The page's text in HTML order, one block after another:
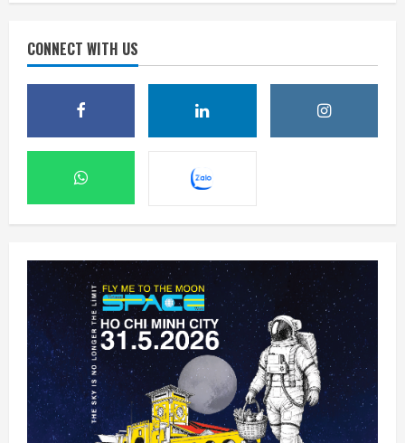
CONNECT WITH US
2
Meta ra mắt tác nhân AI lập trình, cạnh
tranh với Anthropic và OpenAI
7 Tháng 8 2026, 08:18